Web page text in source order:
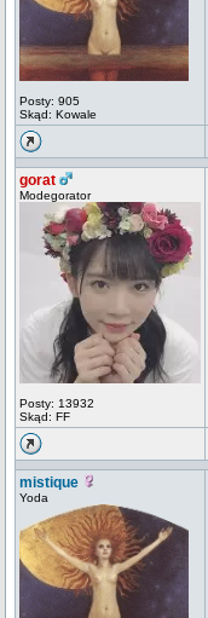
Posty: 905
Skąd: Kowale
gorat
Modegorator
Posty: 13932
Skąd: FF
mistique
Yoda